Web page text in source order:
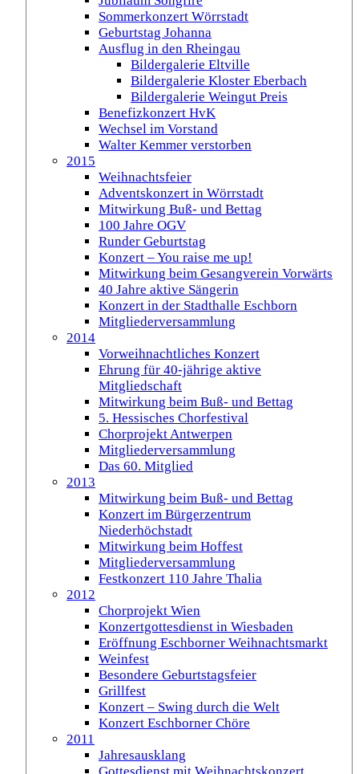
Sommerkonzert Wörrstadt
Geburtstag Johanna
Ausflug in den Rheingau
Bildergalerie Eltville
Bildergalerie Kloster Eberbach
Bildergalerie Weingut Preis
Benefizkonzert HvK
Wechsel im Vorstand
Walter Kemmer verstorben
2015
Weihnachtsfeier
Adventskonzert in Wörrstadt
Mitwirkung Buß- und Bettag
100 Jahre OGV
Runder Geburtstag
Konzert – You raise me up!
Mitwirkung beim Gesangverein Vorwärts
40 Jahre aktive Sängerin
Konzert in der Stadthalle Eschborn
Mitgliederversammlung
2014
Vorweihnachtliches Konzert
Ehrung für 40-jährige aktive
Mitgliedschaft
Mitwirkung beim Buß- und Bettag
5. Hessisches Chorfestival
Chorprojekt Antwerpen
Mitgliederversammlung
Das 60. Mitglied
2013
Mitwirkung beim Buß- und Bettag
Konzert im Bürgerzentrum
Niederhöchstadt
Mitwirkung beim Hoffest
Mitgliederversammlung
Festkonzert 110 Jahre Thalia
2012
Chorprojekt Wien
Konzertgottesdienst in Wiesbaden
Eröffnung Eschborner Weihnachtsmarkt
Weinfest
Besondere Geburtstagsfeier
Grillfest
Konzert – Swing durch die Welt
Konzert Eschborner Chöre
2011
Jahresausklang
Gottesdienst mit Weihnachtskonzert